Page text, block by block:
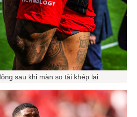
sau khi màn so tài khép lại